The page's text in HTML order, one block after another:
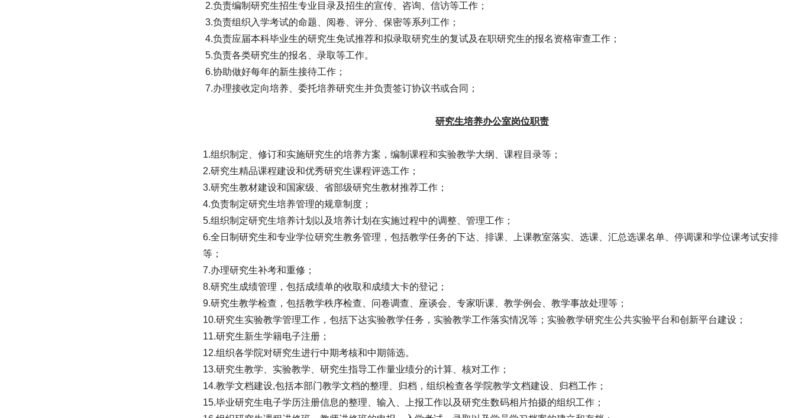
2.负责编制研究生招生专业目录及招生的宣传、咨询、信访等工作；
3.负责组织入学考试的命题、阅卷、评分、保密等系列工作；
4.负责应届本科毕业生的研究生免试推荐和拟录取研究生的复试及在职研究生的报名资格审查工作；
5.负责各类研究生的报名、录取等工作。
6.协助做好每年的新生接待工作；
7.办理接收定向培养、委托培养研究生并负责签订协议书或合同；
研究生培养办公室岗位职责
1.组织制定、修订和实施研究生的培养方案，编制课程和实验教学大纲、课程目录等；
2.研究生精品课程建设和优秀研究生课程评选工作；
3.研究生教材建设和国家级、省部级研究生教材推荐工作；
4.负责制定研究生培养管理的规章制度；
5.组织制定研究生培养计划以及培养计划在实施过程中的调整、管理工作；
6.全日制研究生和专业学位研究生教务管理，包括教学任务的下达、排课、上课教室落实、选课、汇总选课名单、停调课和学位课考试安排
等；
7.办理研究生补考和重修；
8.研究生成绩管理，包括成绩单的收取和成绩大卡的登记；
9.研究生教学检查，包括教学秩序检查、问卷调查、座谈会、专家听课、教学例会、教学事故处理等；
10.研究生实验教学管理工作，包括下达实验教学任务，实验教学工作落实情况等；实验教学研究生公共实验平台和创新平台建设；
11.研究生新生学籍电子注册；
12.组织各学院对研究生进行中期考核和中期筛选。
13.研究生教学、实验教学、研究生指导工作量业绩分的计算、核对工作；
14.教学文档建设,包括本部门教学文档的整理、归档，组织检查各学院教学文档建设、归档工作；
15.毕业研究生电子学历注册信息的整理、输入、上报工作以及研究生数码相片拍摄的组织工作；